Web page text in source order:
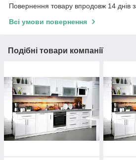
Повернення товару впродовж 14 днів
Всі умови повернення
Подібні товари компанії